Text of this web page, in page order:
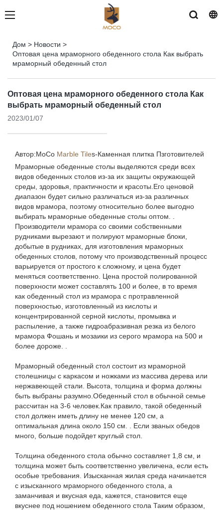
Дом > Новости >
Оптовая цена мраморного обеденного стола Как выбрать
мраморный обеденный стол
Оптовая цена мраморного обеденного стола Как
выбрать мраморный обеденный стол
2023/01/07
Автор:MoCo Marble Tiles-Каменная плитка Пзготовителей
Мраморные обеденные столы выделяются среди всех
видов обеденных столов из-за их защиты окружающей
среды, здоровья, практичности и красоты.Его ценовой
диапазон будет сильно различаться из-за различных
видов мрамора, поэтому относительно более выгодно
выбирать мраморные обеденные столы оптом. .
Производители мрамора со своими собственными
рудниками вырезают и полируют мраморные блоки,
добытые в рудниках, для изготовления мраморных
обеденных столов, потому что производственный процесс
варьируется от простого к сложному, и цена будет
меняться соответственно. Цена простой полированной
поверхности может составлять 100 и более, в то время
как обеденный стол из мрамора с протравленной
поверхностью, изготовленный из кислоты и
концентрированной серной кислоты, промывка и
распыление, а также гидроабразивная резка из белого
мрамора Фошань и мозаики из серого мрамора на 500 и
более дороже. .
Мраморный обеденный стол состоит из мраморной
столешницы с каркасом и ножками из массива дерева или
нержавеющей стали. Высота, толщина и форма должны
быть выбраны разумно.Обеденный стол в обычной семье
рассчитан на 3-6 человек.Как правило, такой обеденный
стол должен иметь длину не менее 120 см, а
оптимальная длина около 150 см. . Если званых обедов
много, больше подойдет круглый стол.
Толщина обеденного стола обычно составляет 1,8 см, и
толщина может быть соответственно увеличена, если есть
особые требования. Изысканная жилая среда начинается
с изысканного мраморного обеденного стола, а
заманчивая и вкусная еда, кажется, становится еще
вкуснее под ношением обеденного стола Таким образом,